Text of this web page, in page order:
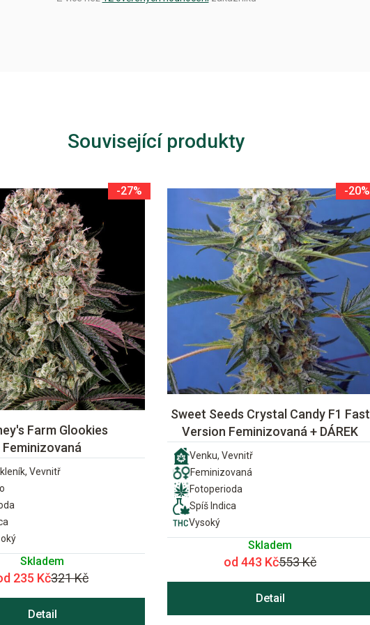
Související produkty
-27%
Farm Glookies
Feminizovaná
Vevnitř
Skladem
235 Kč321 Kč
Detail
-20%
Sweet Seeds Crystal Candy F1 Fast
Version Feminizovaná + DÁREK
Venku, Vevnitř
Feminizovaná
Fotoperioda
Spíš Indica
Vysoký
Skladem
od 443 Kč553 Kč
Detail